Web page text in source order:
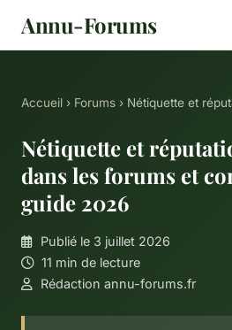
Annu-Forums
Accueil › Forums › Nétiquette et
Nétiquette et
dans les forums et
guide 2026
Publié le 3 juillet 2026
11 min de lecture
Rédaction annu-forums.fr